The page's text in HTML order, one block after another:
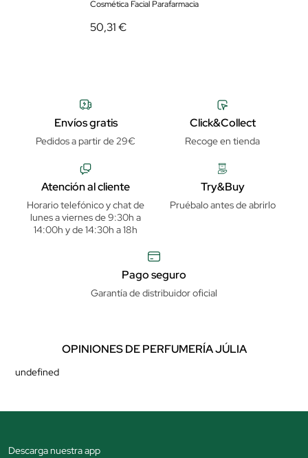
Cosmética Facial Parafarmacia
50,31 €
Envíos gratis
Pedidos a partir de 29€
Click&Collect
Recoge en tienda
Atención al cliente
Horario telefónico y chat de
lunes a viernes de 9:30h a
14:00h y de 14:30h a 18h
Try&Buy
Pruébalo antes de abrirlo
Pago seguro
Garantía de distribuidor oficial
OPINIONES DE PERFUMERÍA JÚLIA
undefined
Descarga nuestra app